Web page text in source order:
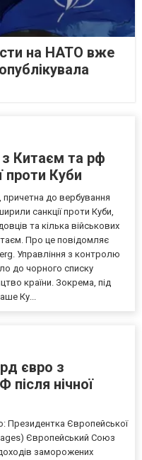
на НАТО вже
з Китаєм та рф
проти Куби
причетна до вербування
санкції проти Куби,
та кілька військових
Про це повідомляє
Управління з контролю
до чорного списку
країни. Зокрема, під
Ку...
євро з
після нічної
Президентка Європейської
Європейський Союз
заморожених